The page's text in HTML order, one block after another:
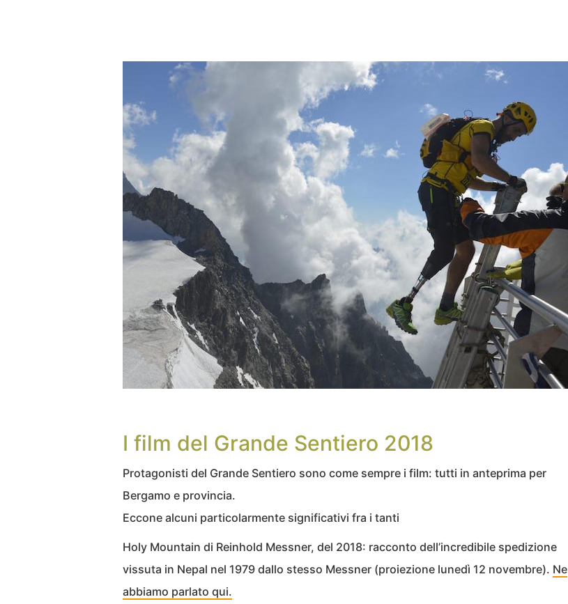
I film del Grande Sentiero 2018
Protagonisti del Grande Sentiero sono come sempre i film: tutti in anteprima per
Bergamo e provincia.
Eccone alcuni particolarmente significativi fra i tanti
Holy Mountain di Reinhold Messner, del 2018: racconto dell’incredibile spedizione
vissuta in Nepal nel 1979 dallo stesso Messner (proiezione lunedì 12 novembre). Ne
abbiamo parlato qui.